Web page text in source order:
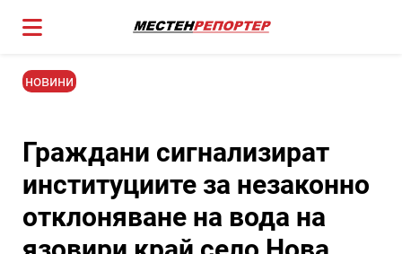
новини
Граждани сигнализират
институциите за незаконно
отклоняване на вода на